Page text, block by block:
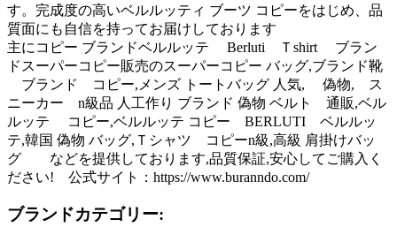
す。完成度の高いベルルッティ ブーツ コピーをはじめ、品
質面にも自信を持ってお届けしております
主にコピー ブランドベルルッテ Berluti Ｔshirt ブラン
ドスーパーコピー販売のスーパーコピー バッグ,ブランド靴
ブランド コピー,メンズ トートバッグ 人気, 偽物, ス
ニーカー n級品 人工作り ブランド 偽物 ベルト 通販,ベル
ルッテ コピー,ベルルッテ コピー BERLUTI ベルルッ
テ,韓国 偽物 バッグ,Ｔシャツ コピーn級,高級 肩掛けバッ
グ などを提供しております,品質保証,安心してご購入く
ださい! 公式サイト：https://www.buranndo.com/
ブランドカテゴリー: